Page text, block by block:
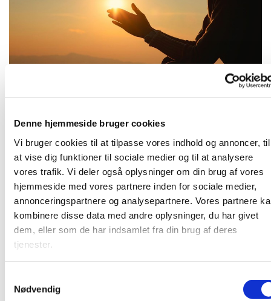
Denne hjemmeside bruger cookies
Vi bruger cookies til at tilpasse vores indhold og annoncer, til
at vise dig funktioner til sociale medier og til at analysere
vores trafik. Vi deler også oplysninger om din brug af vores
hjemmeside med vores partnere inden for sociale medier,
annonceringspartnere og analysepartnere. Vores partnere
kombinere disse data med andre oplysninger, du har givet
dem, eller som de har indsamlet fra din brug af deres
tjenester.
Nødvendig
Tirsdag 15. december 2026, kl. 16:30
Kom og vær med til at bede for kirken, for samfundet og
alt, hvad vi finder tilskyndelse til - i et lille fællesskab. Vi
mødes i pejsestuen.
Du vil måske også kunne lide...